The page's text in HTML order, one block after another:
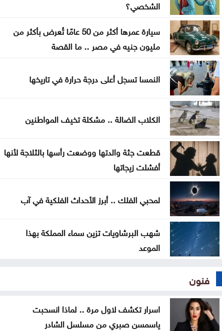
طقس صيفي عادي اليوم وارتفاع الأحد والاثنين
بعد أقوى صعود منذ فبراير .. إلى أين تتجه أسعار
الذهب؟
تهنئة لــ الدكتور القاضي بسام التلاهين
الشخصي؟
سيارة عمرها أكثر من 50 عامًا تُعرض بأكثر من
مليون جنيه في مصر .. ما القصة
النمسا تسجل أعلى درجة حرارة في تاريخها
الكلاب الضالة .. مشكلة تخيف المواطنين
قطعت جثة والدتها ووضعت رأسها بالثلاجة لأنها
أفشلت زيجاتها
لمحبي الفلك .. أبرز الأحداث الفلكية في آب
شهب البرشاويات تزين سماء المملكة بهذا
الموعد
فنون
اسرار تكشف لاول مرة .. لماذا انسحبت
ياسمسن صبري من مسلسل الشادر